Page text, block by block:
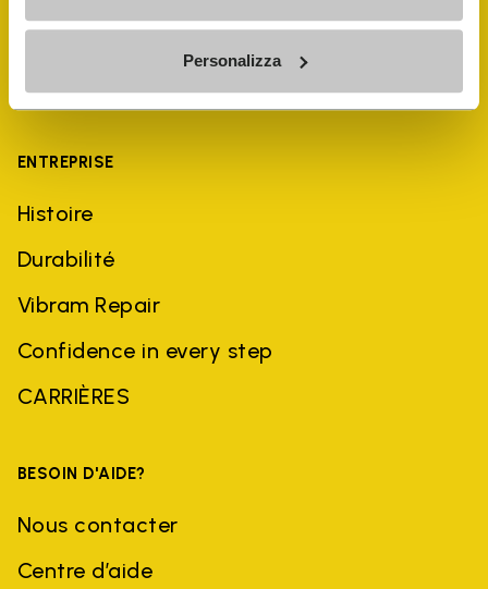
Personalizza
ENTREPRISE
Histoire
Durabilité
Vibram Repair
Confidence in every step
CARRIÈRES
BESOIN D'AIDE?
Nous contacter
Centre d’aide